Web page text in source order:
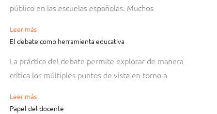
público en las escuelas españolas. Muchos
Leer más
El debate como herramienta educativa
La práctica del debate permite explorar de manera
crítica los múltiples puntos de vista en torno a
Leer más
Papel del docente